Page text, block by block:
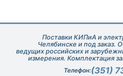
Поставки КИПиА и
Челябинске и под заказ.
ведущих российских и
измерения. Комплектация
техническая
Телефон:(351)